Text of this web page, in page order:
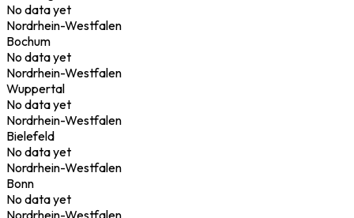
No data yet
Nordrhein-Westfalen
Bochum
No data yet
Nordrhein-Westfalen
Wuppertal
No data yet
Nordrhein-Westfalen
Bielefeld
No data yet
Nordrhein-Westfalen
Bonn
No data yet
Nordrhein-Westfalen